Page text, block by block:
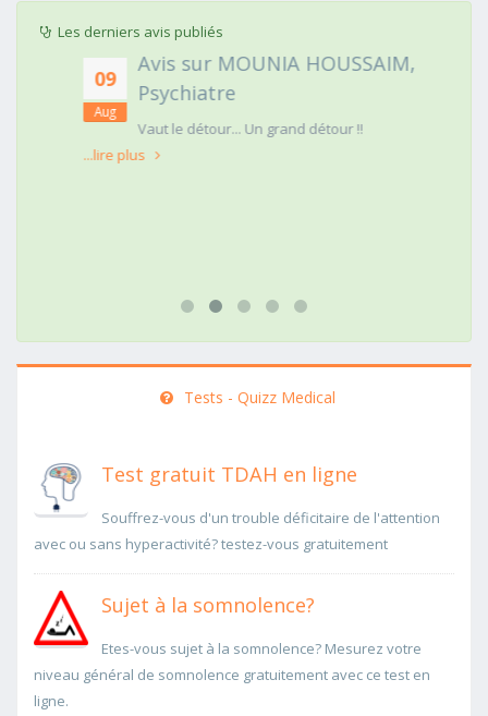
Les derniers avis publiés
Avis sur MOUNIA HOUSSAIM,
Psychiatre
Vaut le détour... Un grand détour !!
...lire plus
Tests - Quizz Medical
Test gratuit TDAH en ligne
Souffrez-vous d'un trouble déficitaire de l'attention
avec ou sans hyperactivité? testez-vous gratuitement
Sujet à la somnolence?
Etes-vous sujet à la somnolence? Mesurez votre
niveau général de somnolence gratuitement avec ce test en
ligne.